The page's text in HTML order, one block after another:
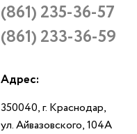
(861) 235-36-57
(861) 233-36-59
Адрес:
350040, г. Краснодар,
ул. Айвазовского, 104А